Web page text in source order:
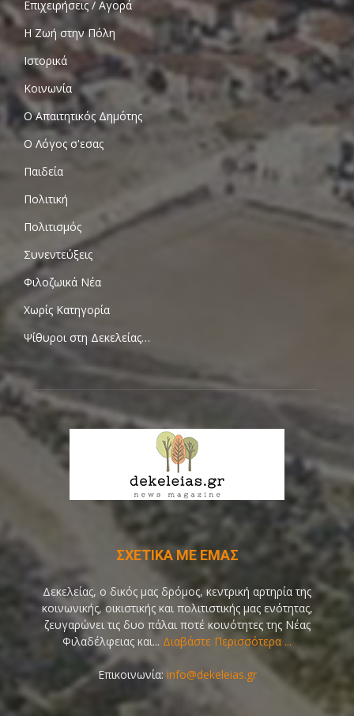
Επιχειρήσεις / Αγορά
Η Ζωή στην Πόλη
Ιστορικά
Κοινωνία
Ο Απαιτητικός Δημότης
Ο Λόγος σ'εσας
Παιδεία
Πολιτική
Πολιτισμός
Συνεντεύξεις
Φιλοζωικά Νέα
Χωρίς Κατηγορία
Ψίθυροι στη Δεκελείας…
ΣΧΕΤΙΚΑ ΜΕ ΕΜΑΣ
Δεκελείας, ο δικός μας δρόμος, κεντρική αρτηρία της
κοινωνικής, οικιστικής και πολιτιστικής μας ενότητας,
ζευγαρώνει τις δυο πάλαι ποτέ κοινότητες της Νέας
Φιλαδέλφειας και... Διαβάστε Περισσότερα ...
Επικοινωνία: info@dekeleias.gr